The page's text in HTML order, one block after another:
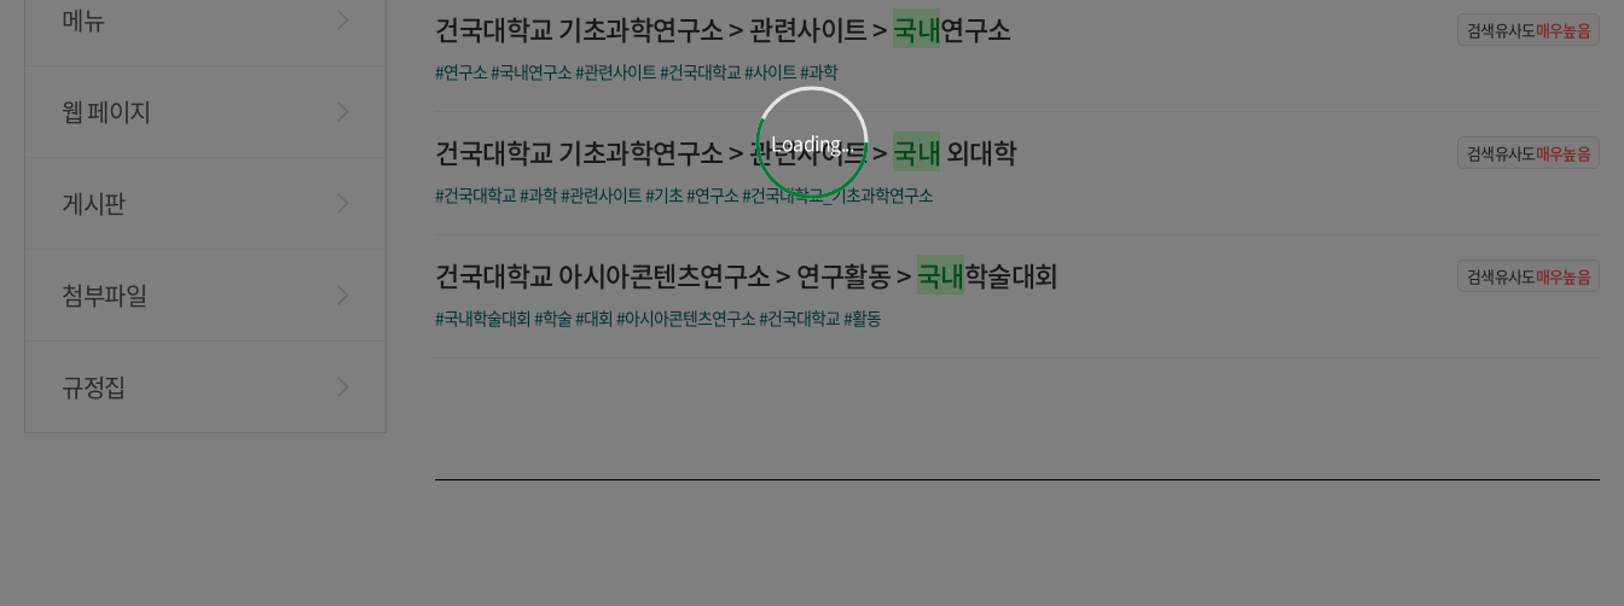
메뉴
웹 페이지
게시판
첨부파일
규정집
건국대학교 기초과학연구소 > 관련사이트 >국내연구소 검색유사도매우높음
#연구소#국내연구소#관련사이트#건국대학교#사이트#과학
건국대학교 기초과학연구소 > 관련사이트 >국내 외대학 검색유사도매우높음
#건국대학교#과학#관련사이트#기초#연구소#건국대학교_기초과학연구소
건국대학교 아시아콘텐츠연구소 > 연구활동 >국내학술대회 검색유사도매우높음
#국내학술대회 #학술#대회 #아시아콘텐츠연구소#건국대학교#활동
Loading...